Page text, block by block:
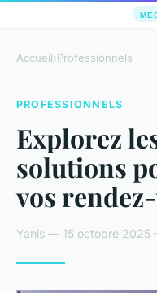
Accueil›Professionnels
PROFESSIONNELS
Explorez
solutions
vos
Yanis — 15 octobre 2025